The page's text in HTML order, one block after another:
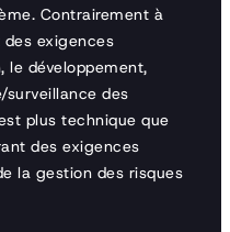
Contrairement à
des exigences
le développement,
surveillance des
plus technique que
des exigences
la gestion des risques